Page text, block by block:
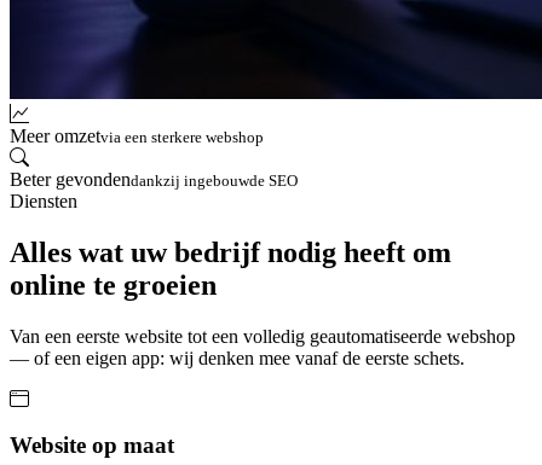
Meer omzetvia een sterkere webshop
Beter gevondendankzij ingebouwde SEO
Diensten
Alles wat uw bedrijf nodig heeft om
online te groeien
Van een eerste website tot een volledig geautomatiseerde webshop
— of een eigen app: wij denken mee vanaf de eerste schets.
Website op maat